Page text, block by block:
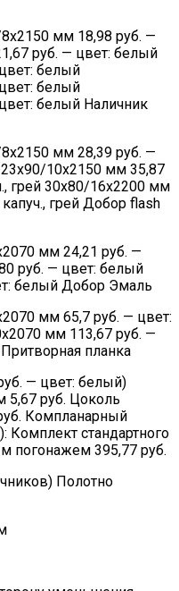
мм 18,98 руб. —
руб. — цвет: белый
белый
белый
белый Наличник
мм 28,39 руб. —
23х90/10х2150 мм 35,87
грей 30х80/16х2200 мм
грей Добор flash
мм 24,21 руб. —
руб. — цвет: белый
белый Добор Эмаль
мм 65,7 руб. — цвет:
мм 113,67 руб. —
планка
— цвет: белый)
5,67 руб. Цоколь
Компланарный
Комплект стандартного
погонажем 395,77 руб.
Полотно